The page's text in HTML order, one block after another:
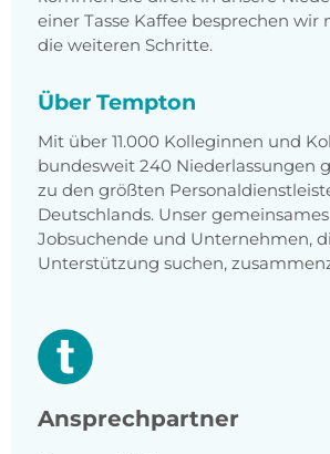
einer Tasse Kaffee besprechen
die weiteren Schritte.
Über Tempton
Mit über 11.000 Kolleginnen und
bundesweit 240 Niederlassungen
zu den größten
Deutschlands. Unser
Jobsuchende und Unternehmen,
Unterstützung suchen,
Ansprechpartner